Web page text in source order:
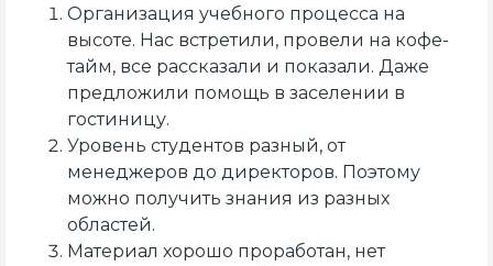
Организация учебного процесса на
высоте. Нас встретили, провели на кофе-
тайм, все рассказали и показали. Даже
предложили помощь в заселении в
гостиницу.
Уровень студентов разный, от
менеджеров до директоров. Поэтому
можно получить знания из разных
областей.
Материал хорошо проработан, нет